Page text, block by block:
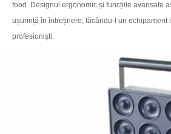
food. Designul ergonomic și funcțiile avansate
ușurință în întreținere, făcându-l un echipament
profesioniști.